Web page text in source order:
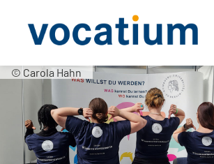
© Carola Hahn